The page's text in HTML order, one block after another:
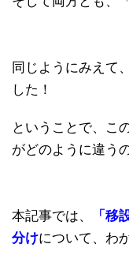
同じようにみえて
した！
ということで、こ
がどのように違う
本記事では、
「移
分けについて、わ